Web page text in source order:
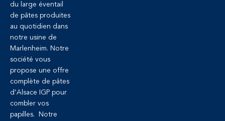
du large éventail
de pâtes produites
au quotidien dans
notre usine de
Marlenheim. Notre
société vous
propose une offre
complète de pâtes
d’Alsace IGP pour
combler vos
papilles. Notre